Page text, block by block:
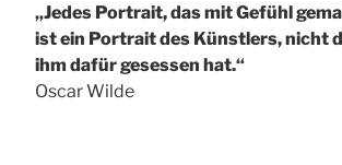
„Jedes Portrait, das mit Gefühl
ist ein Portrait des Künstlers, nicht
ihm dafür gesessen hat.“
Oscar Wilde